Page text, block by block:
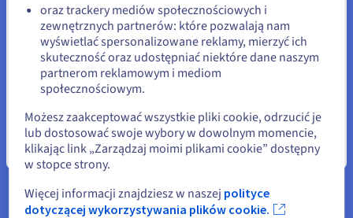
Efektywność kosztowa
Przywracanie na gołe metale ogranicza koszty
infrastruktury poprzez konsolidację kopii zapasowych i
odzyskiwania w jeden proces. Przechowywanie obrazów
systemu wprzechowywaniu danych
przechowywaniu w chmurzeeliminuje potrzebę
posiadania duplikatów serwerów lub nadmiarowego
sprzętu. Z biegiem czasu, takie podejście przynosi
zarówno efektywność operacyjną, jak i oszczędności
finansowe.
Pozostań na bieżącej stronie
Wybierz inną stronę
Zamknij
oraz trackery mediów społecznościowych i
zewnętrznych partnerów: które pozwalają nam
wyświetlać spersonalizowane reklamy, mierzyć ich
skuteczność oraz udostępniać niektóre dane naszym
partnerom reklamowym i mediom
społecznościowym.
Możesz zaakceptować wszystkie pliki cookie, odrzucić je
lub dostosować swoje wybory w dowolnym momencie,
klikając link „Zarządzaj moimi plikami cookie” dostępny
w stopce strony.
Więcej informacji znajdziesz w naszej polityce
dotyczącej wykorzystywania plików cookie.